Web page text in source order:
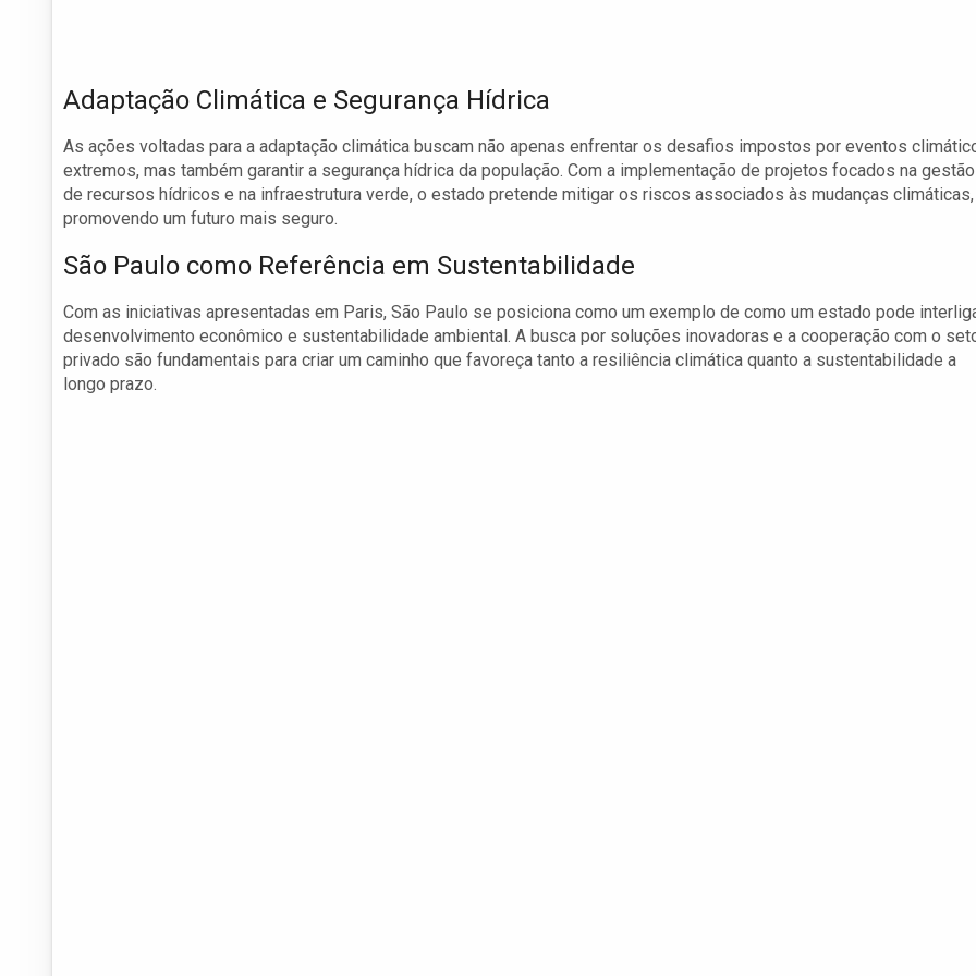
Adaptação Climática e Segurança Hídrica
As ações voltadas para a adaptação climática buscam não apenas enfrentar os desafios impostos por eventos
extremos, mas também garantir a segurança hídrica da população. Com a implementação de projetos focados na gestão
de recursos hídricos e na infraestrutura verde, o estado pretende mitigar os riscos associados às mudanças climáticas,
promovendo um futuro mais seguro.
São Paulo como Referência em Sustentabilidade
Com as iniciativas apresentadas em Paris, São Paulo se posiciona como um exemplo de como um estado pode
desenvolvimento econômico e sustentabilidade ambiental. A busca por soluções inovadoras e a cooperação com o
privado são fundamentais para criar um caminho que favoreça tanto a resiliência climática quanto a sustentabilidade a
longo prazo.